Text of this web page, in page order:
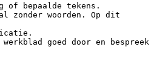
of bepaalde tekens.
zonder woorden. Op dit
goed door en bespreek